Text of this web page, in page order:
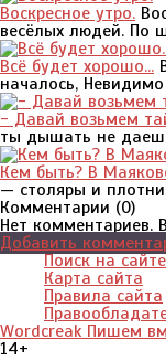
Воскресное утро.
весёлых людей. По
Всё будет хорошо...
началось,
- Давай возьмем
ты дышать не
Кем быть? В
— столяры и
Комментарии (0)
Нет комментариев.
Добавить
Поиск на сайте
Карта сайта
Правила сайта
Wordcreak Пишем
14+